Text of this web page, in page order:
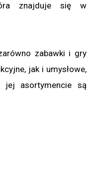
znajduje się w
zabawki i gry
jak i umysłowe,
asortymencie są